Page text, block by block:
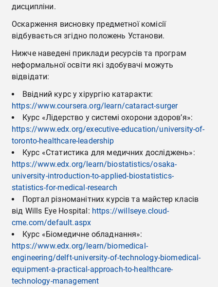
дисципліни.
Оскарження висновку предметної комісії
відбувається згідно положень Установи.
Нижче наведені приклади ресурсів та програм
неформальної освіти які здобувачі можуть
відвідати:
Ввідний курс у хірургію катаракти:
https://www.coursera.org/learn/cataract-surger
Курс «Лідерство у системі охорони здоров’я»:
https://www.edx.org/executive-education/university-of-
toronto-healthcare-leadership
Курс «Статистика для медичних досліджень»:
https://www.edx.org/learn/biostatistics/osaka-
university-introduction-to-applied-biostatistics-
statistics-for-medical-research
Портал різноманітних курсів та майстер класів
від Wills Eye Hospital: https://willseye.cloud-
cme.com/default.aspx
Курс «Біомедичне обладнання»:
https://www.edx.org/learn/biomedical-
engineering/delft-university-of-technology-biomedical-
equipment-a-practical-approach-to-healthcare-
technology-management